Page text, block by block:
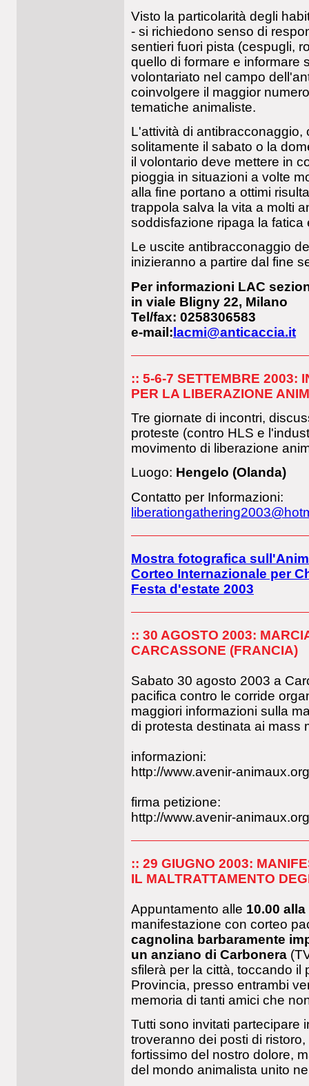
Visto la particolarità degli
- si richiedono senso di
sentieri fuori pista (cespugli,
quello di formare e informare
volontariato nel campo
coinvolgere il maggior
tematiche animaliste.
L'attività di
solitamente il sabato o la
il volontario deve mettere in
pioggia in situazioni a volte
alla fine portano a ottimi
trappola salva la vita a molti
soddisfazione ripaga la fatica
Le uscite antibracconaggio
inizieranno a partire dal fine
Per informazioni LAC
in viale Bligny 22, Milano
Tel/fax: 0258306583
e-mail:lacmi@anticaccia.it
:: 5-6-7 SETTEMBRE 2003:
PER LA LIBERAZIONE
Tre giornate di incontri,
proteste (contro HLS e
movimento di liberazione
Luogo: Hengelo (Olanda)
Contatto per Informazioni:
Mostra fotografica
Corteo Internazionale per
Festa d'estate 2003
:: 30 AGOSTO 2003:
CARCASSONE (FRANCIA)
Sabato 30 agosto 2003 a
pacifica contro le corride
maggiori informazioni sulla
di protesta destinata ai mass
informazioni:
http://www.avenir-
firma petizione:
http://www.avenir-
:: 29 GIUGNO 2003:
IL MALTRATTAMENTO
Appuntamento alle 10.00
manifestazione con corteo
cagnolina barbaramente
un anziano di Carbonera
sfilerà per la città, toccando il
Provincia, presso entrambi
memoria di tanti amici che
Tutti sono invitati partecipare
troveranno dei posti di
fortissimo del nostro dolore,
del mondo animalista unito